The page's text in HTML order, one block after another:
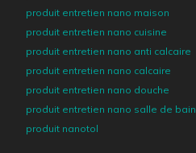
produit entretien nano maison
produit entretien nano cuisine
produit entretien nano anti calcaire
produit entretien nano calcaire
produit entretien nano douche
produit entretien nano salle de bain
produit nanotol